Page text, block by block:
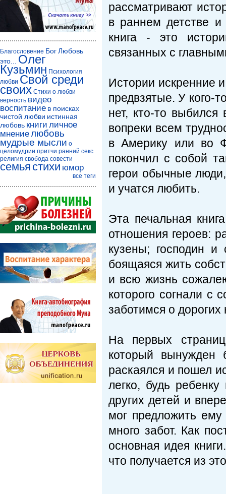
рассматривают
в раннем детстве
книга - это
связанных с
Истории искренние
предвзятые. У кого-
нет, кто-то
вопреки всем
в Америку или во
покончил с собой
герои обычные
и учатся любить.
Эта печальная
отношения героев:
кузены; господин
боящаяся жить
и всю жизнь
которого согнали с
заботимся о
На первых
который вынужден
раскаялся и пошел
легко, будь
других детей и
мог предложить
много забот. Как
основная идея
что получается из
Благословение БогЛюбовь
это...
Олег
Кузьмин Психология
любви Свой среди
своих Стихи о любви
верность видео
воспитание в поисках
чистой любви истинная
любовь книги личное
мнениелюбовь
мудрые мысли о
целомудрии притчи ранний секс
религия свобода совести
семья стихи юмор
все теги